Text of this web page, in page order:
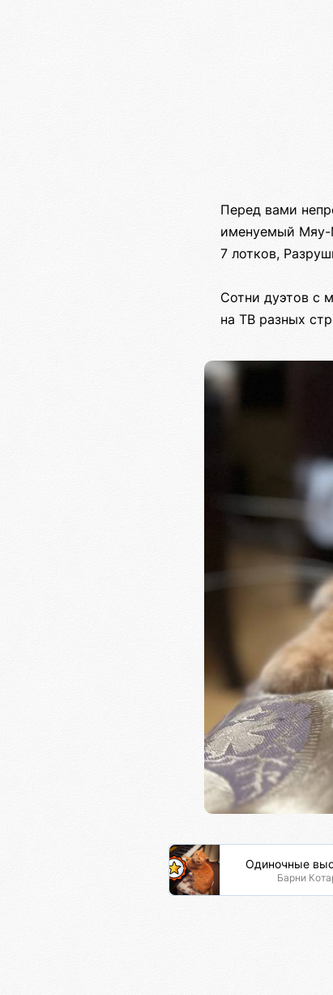
Перед вами
именуемый Мяу-
7 лотков,
Сотни дуэтов с
на ТВ разных
Одиночные
Барни